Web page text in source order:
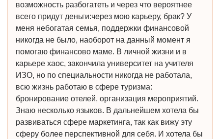
возможность разбогатеть и через что вероятнее
всего придут деньги:через мою карьеру, брак? У
меня небогатая семья, поддержки финансовой
никогда не было, наоборот на данный момент я
помогаю финансово маме. В личной жизни и в
карьере хаос, закончила университет на учителя
ИЗО, но по специальности никогда не работала,
всю жизнь работаю в сфере туризма:
бронирование отелей, организация мероприятий.
Знаю несколько языков. В дальнейшем хотела бы
развиваться сфере маркетинга, так как вижу эту
сферу более перспективной для себя. И хотела бы